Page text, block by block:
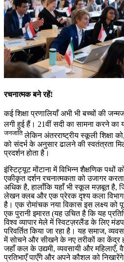
रचनात्मक बने रहें!
कई शिक्षा प्रणालियाँ अभी भी बच्चों की
लगी हुई हैं। 21वीं सदी का सामना करने का
जनजाति लेकिन अंतरराष्ट्रीय स्कूली शिक्षा
को संदर्भ के अनुसार ढालने की स्वतंत्रता
प्रदर्शन होता है।
इंस्टिट्यूट मोंटाना में विभिन्न शैक्षणिक
एकीकृत दर्शन रचनात्मकता को उजागर
अधिक है, हालाँकि यहाँ भी स्कूल मज़बूत है,
लेखन क्लब और एक प्रेरक दृश्य कला
है। एक रोमांचक नया विकास इस लक्ष्य को
एक पुरानी इमारत (यह उचित है कि यह
विश्व व्यापार मेले में स्विटज़रलैंड के लिए
परिवर्तित किया जा रहा है। यह समाज,
में सोचने और सीखने के नए तरीकों का केंद्र
जहाँ कल के उद्यमी, व्यवसायी और महिलाएँ,
प्रतिभाएँ पाएँगे और अपने कौशल को